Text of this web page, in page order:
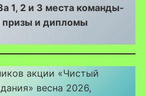
1, 2 и 3 места команды-
призы и дипломы
акции «Чистый
весна 2026,